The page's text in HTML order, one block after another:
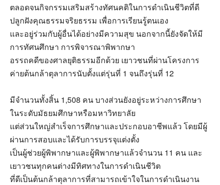
ตลอดจนกิจกรรมเสริมสร้างทัศนคติในการดำเนินชีวิตที่ดี
ปลูกฝังคุณธรรมจริยธรรม เพื่อการเรียนรู้ตนเอง
และอยู่ร่วมกับผู้อื่นได้อย่างมีความสุข นอกจากนี้ยังจัดให้มี
การทัศนศึกษา การพิจารณาพิพากษา
อรรถคดีของศาลยุติธรรมอีกด้วย เยาวชนที่ผ่านโครงการ
ค่ายต้นกล้าตุลาการนับตั้งแต่รุ่นที่ 1 จนถึงรุ่นที่ 12
มีจำนวนทั้งสิ้น 1,508 คน บางส่วนยังอยู่ระหว่างการศึกษา
ในระดับมัธยมศึกษาหรือมหาวิทยาลัย
แต่ส่วนใหญ่สำเร็จการศึกษาและประกอบอาชีพแล้ว โดยมีผู้
ผ่านการสอบและได้รับการบรรจุแต่งตั้ง
เป็นผู้ช่วยผู้พิพากษาและผู้พิพากษาแล้วจำนวน 11 คน และ
เยาวชนทุกคนต่างมีทิศทางในการดำเนินชีวิต
ที่ดีเป็นต้นกล้าตุลาการที่สามารถเข้าใจในการดำเนินงาน